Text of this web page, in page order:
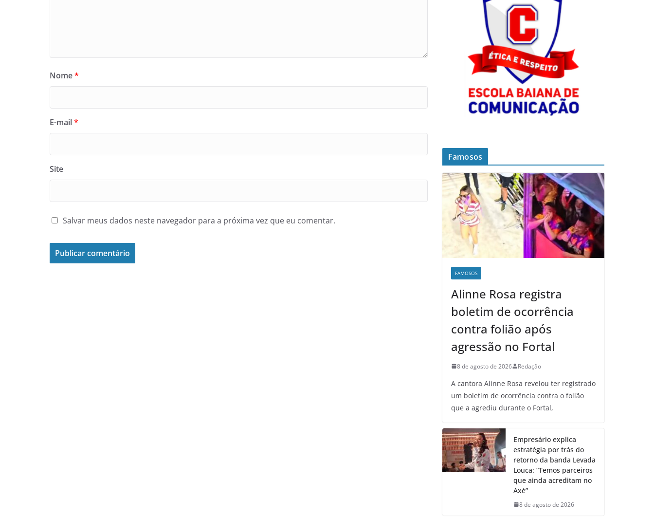
Nome*
E-mail*
Site
Salvar meus dados neste navegador para a próxima vez que eu comentar.
Famosos
FAMOSOS
Alinne Rosa registra
boletim de ocorrência
contra folião após
agressão no Fortal
8 de agosto de 2026 Redação
A cantora Alinne Rosa revelou ter registrado
um boletim de ocorrência contra o folião
que a agrediu durante o Fortal,
Empresário explica
estratégia por trás do
retorno da banda Levada
Louca: “Temos parceiros
que ainda acreditam no
Axé”
8 de agosto de 2026